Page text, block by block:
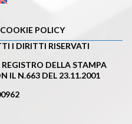
COOKIE POLICY
I DIRITTI RISERVATI
DELLA STAMPA
IL N.663 DEL 23.11.2001